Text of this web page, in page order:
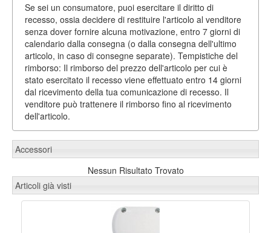
Se sei un consumatore, puoi esercitare il diritto di
recesso, ossia decidere di restituire l'articolo al venditore
senza dover fornire alcuna motivazione, entro 7 giorni di
calendario dalla consegna (o dalla consegna dell'ultimo
articolo, in caso di consegne separate). Tempistiche del
rimborso: Il rimborso del prezzo dell'articolo per cui è
stato esercitato il recesso viene effettuato entro 14 giorni
dal ricevimento della tua comunicazione di recesso. Il
venditore può trattenere il rimborso fino al ricevimento
dell'articolo.
Accessori
Nessun Risultato Trovato
Articoli già visti